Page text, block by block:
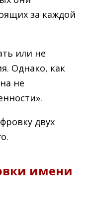
за каждой
или не
Однако, как
не
двух
имени